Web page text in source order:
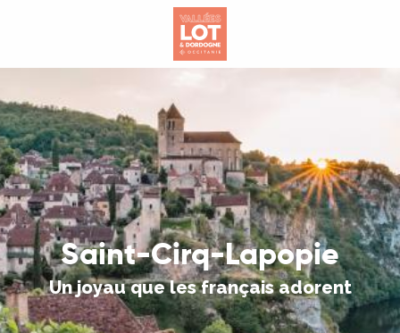
Saint-Cirq-Lapopie
Un joyau que les français adorent